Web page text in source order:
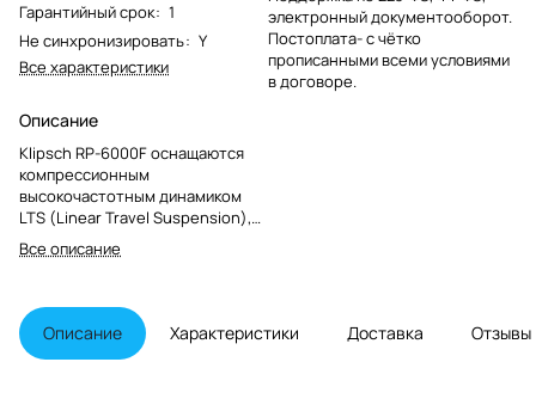
Гарантийный срок: 1
Не синхронизировать: Y
Все характеристики
Описание
Klipsch RP-6000F оснащаются
компрессионным
высокочастотным динамиком
LTS (Linear Travel Suspension),
нагруженным на фирменный
рупор Tractrix с раскрытием 90 х
немногим более 22
килограммов. Общая
чувствительность составляет 97
Все описание
электронный документооборот.
Постоплата- с чётко
прописанными всеми условиями
в договоре.
Описание Характеристики Доставка Отзывы